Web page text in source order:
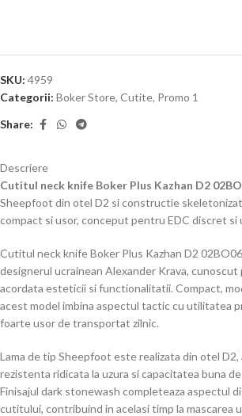
SKU: 4959
Categorii: Boker Store, Cutite, Promo 1
Share:
Descriere
Cutitul neck knife Boker Plus Kazhan D2
Sheepfoot din otel D2 si constructie
compact si usor, conceput pentru EDC discret si
Cutitul neck knife Boker Plus Kazhan D2
designerul ucrainean Alexander Krava,
acordata esteticii si functionalitatii. Compact,
acest model imbina aspectul tactic cu utilitatea
foarte usor de transportat zilnic.
Lama de tip Sheepfoot este realizata din otel
rezistenta ridicata la uzura si capacitatea buna
Finisajul dark stonewash completeaza aspectul
cutitului, contribuind in acelasi timp la mascarea